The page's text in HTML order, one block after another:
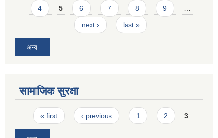
4 5 6 7 8 9
next › last »
अन्य
सामाजिक सुरक्षा
Pages
« first ‹ previous 1 2 3